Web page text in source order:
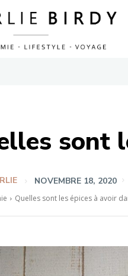
sont
NOVEMBRE 18, 2020
Quelles sont les épices à avoir